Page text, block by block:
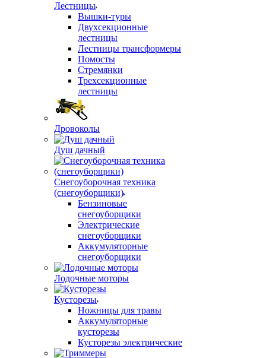
Лестницы
Вышки-туры
Двухсекционные
лестницы
Лестницы трансформеры
Помосты
Стремянки
Трехсекционные
лестницы
Дровоколы
Душ дачный
Снегоуборочная техника
(снегоуборщики)
Бензиновые
снегоуборщики
Электрические
снегоуборщики
Аккумуляторные
снегоуборщики
Лодочные моторы
Кусторезы
Ножницы для травы
Аккумуляторные
кусторезы
Кусторезы электрические